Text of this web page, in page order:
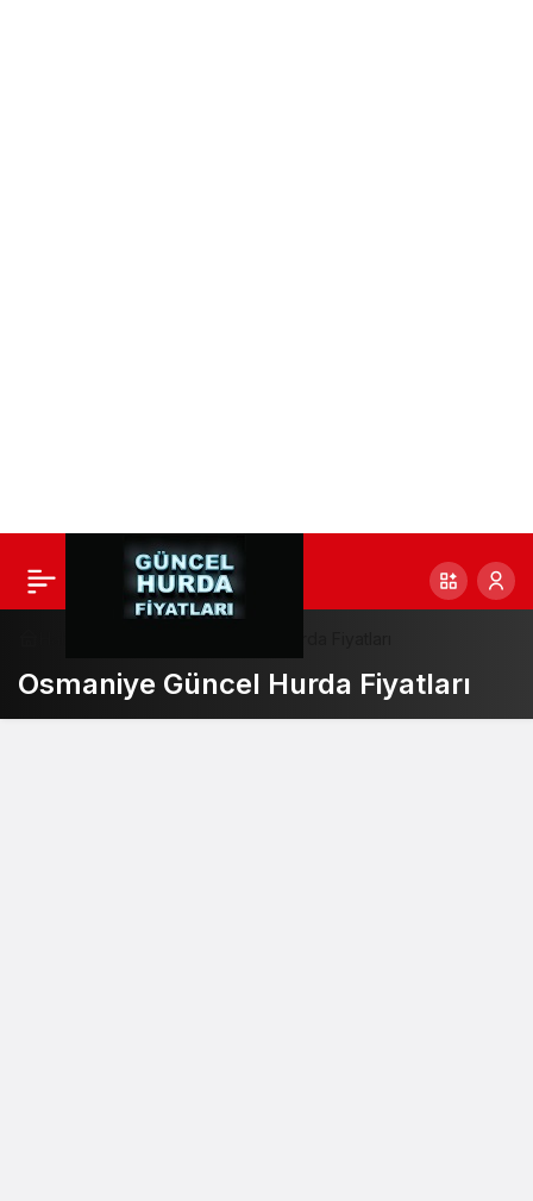
Osmaniye Güncel Hurda Fiyatları